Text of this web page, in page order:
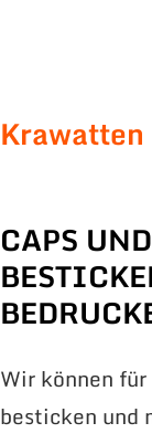
Krawatten
CAPS
Wir können
besticken und